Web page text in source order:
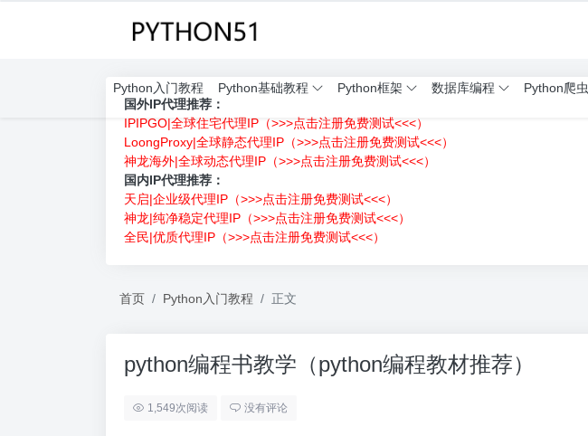
Python入门教程 Python基础教程 Python框架 数据库编程 Python爬虫
国外IP代理推荐：
IPIPGO|全球住宅代理IP（>>>点击注册免费测试<<<）
LoongProxy|全球静态代理IP（>>>点击注册免费测试<<<）
神龙海外|全球动态代理IP（>>>点击注册免费测试<<<）
国内IP代理推荐：
天启|企业级代理IP（>>>点击注册免费测试<<<）
神龙|纯净稳定代理IP（>>>点击注册免费测试<<<）
全民|优质代理IP（>>>点击注册免费测试<<<）
首页 Python入门教程 正文
python编程书教学（python编程教材推荐）
1,549次阅读 没有评论